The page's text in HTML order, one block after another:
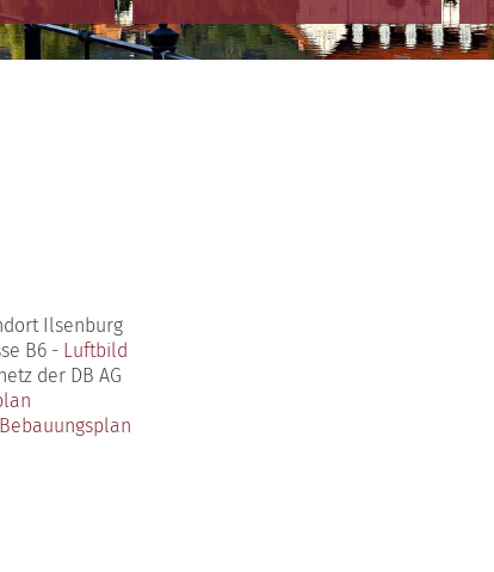
Ilsenburg
B6 - Luftbild
der DB AG
Bebauungsplan